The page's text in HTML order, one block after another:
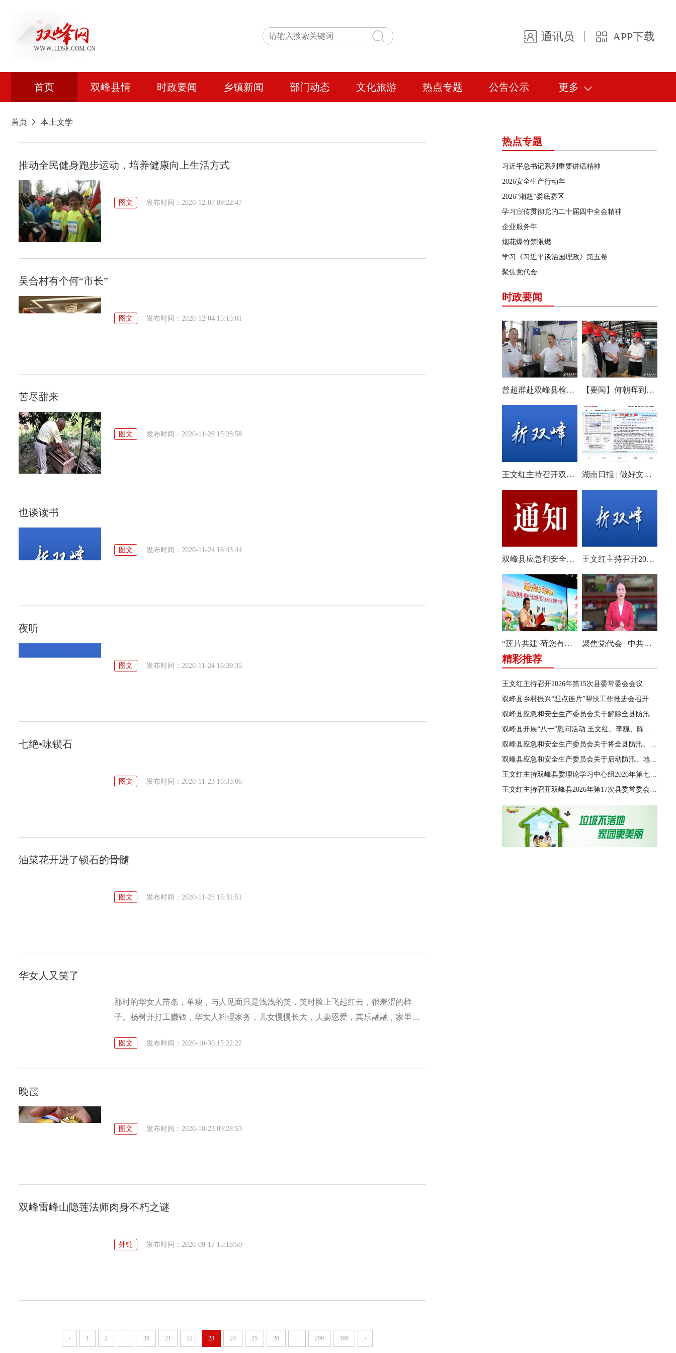
通讯员 APP下载
首页 双峰县情 时政要闻 乡镇新闻 部门动态 文化旅游 热点专题 公告公示 更多
首页 本土文学
推动全民健身跑步运动，培养健康向上生活方式
图文 发布时间：2020-12-07 09:22:47
吴合村有个何“市长”
图文 发布时间：2020-12-04 15:15:01
苦尽甜来
图文 发布时间：2020-11-28 15:28:58
也谈读书
图文 发布时间：2020-11-24 16:43:44
夜听
图文 发布时间：2020-11-24 16:39:35
七绝•咏锁石
图文 发布时间：2020-11-23 16:33:06
油菜花开进了锁石的骨髓
图文 发布时间：2020-11-23 15:31:51
华女人又笑了
那时的华女人苗条，单瘦，与人见面只是浅浅的笑，笑时脸上飞起红云，很羞涩的样
子。杨树开打工赚钱，华女人料理家务，儿女慢慢长大，夫妻恩爱，其乐融融，家里充
乐。想到这些，华女人不由自主的笑了，她的笑容填满了脸上的皱纹，心里充满着美好
图文 发布时间：2020-10-30 15:22:22
晚霞
图文 发布时间：2020-10-23 09:28:53
双峰雷峰山隐莲法师肉身不朽之谜
外链 发布时间：2020-09-17 15:18:50
‹ 1 2 ... 20 21 22 23 24 25 26 ... 299 300 ›
热点专题
习近平总书记系列重要讲话精神
2026安全生产行动年
2026“湘超”娄底赛区
学习宣传贯彻党的二十届四中全会精神
企业服务年
烟花爆竹禁限燃
学习《习近平谈治国理政》第五卷
聚焦党代会
时政要闻
曾超群赴双峰县检查安全生产工作 【要闻】何朝晖到双峰县调研农机产业发展：以改革创新思维培育壮大产业发展新动能
王文红主持召开双峰县2026年第18次县委常委会会议 湖南日报 | 做好文旅产业的“花样文章”
双峰县应急和安全生产委员会关于启动全县防汛、地质灾害、自然灾害救助四级应急响应的通知 王文红主持召开2026年第3次县委常委会（扩大）会议
“莲片共建·荷您有约” 2026双峰·锁石花之缘第八届荷花文旅推广体验月盛大开幕 聚焦党代会 | 中共双峰县第十四届委员会举行第一次全体会议
精彩推荐
王文红主持召开2026年第15次县委常委会会议
双峰县乡村振兴“驻点连片”帮扶工作推进会召开
双峰县应急和安全生产委员会关于解除全县防汛、地质灾害、自然灾害救助三级应急响应的通知
双峰县开展“八一”慰问活动 王文红、李巍、陈善干、王德文、李双红参加
双峰县应急和安全生产委员会关于将全县防汛、地质灾害、自然灾害救助应急响应由四级提升至三级的通知
双峰县应急和安全生产委员会关于启动防汛、地质灾害、自然灾害救助四级应急响应的通知
王文红主持双峰县委理论学习中心组2026年第七次集体（扩大）学习
王文红主持召开双峰县2026年第17次县委常委会会议